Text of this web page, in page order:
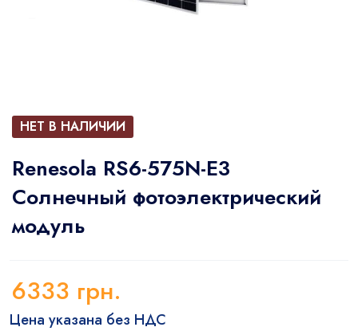
НЕТ В НАЛИЧИИ
Renesola RS6-575N-E3
Солнечный фотоэлектрический
модуль
6333 грн.
Цена указана без НДС